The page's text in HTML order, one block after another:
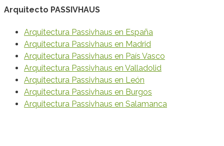
Arquitecto PASSIVHAUS
Arquitectura Passivhaus en España
Arquitectura Passivhaus en Madrid
Arquitectura Passivhaus en País Vasco
Arquitectura Passivhaus en Valladolid
Arquitectura Passivhaus en León
Arquitectura Passivhaus en Burgos
Arquitectura Passivhaus en Salamanca